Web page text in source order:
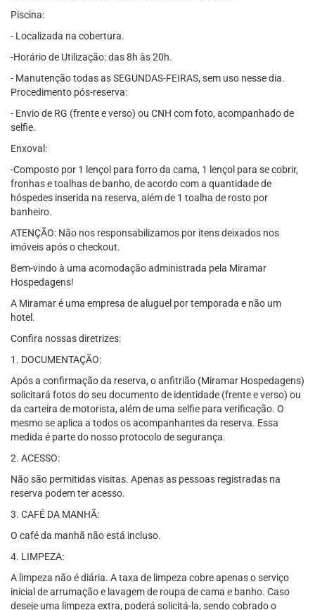
Piscina:
- Localizada na cobertura.
-Horário de Utilização: das 8h às 20h.
- Manutenção todas as SEGUNDAS-FEIRAS, sem uso nesse dia.
Procedimento pós-reserva:
- Envio de RG (frente e verso) ou CNH com foto, acompanhado de
selfie.
Enxoval:
-Composto por 1 lençol para forro da cama, 1 lençol para se cobrir,
fronhas e toalhas de banho, de acordo com a quantidade de
hóspedes inserida na reserva, além de 1 toalha de rosto por
banheiro.
ATENÇÃO: Não nos responsabilizamos por itens deixados nos
imóveis após o checkout.
Bem-vindo à uma acomodação administrada pela Miramar
Hospedagens!
A Miramar é uma empresa de aluguel por temporada e não um
hotel.
Confira nossas diretrizes:
1. DOCUMENTAÇÃO:
Após a confirmação da reserva, o anfitrião (Miramar Hospedagens)
solicitará fotos do seu documento de identidade (frente e verso) ou
da carteira de motorista, além de uma selfie para verificação. O
mesmo se aplica a todos os acompanhantes da reserva. Essa
medida é parte do nosso protocolo de segurança.
2. ACESSO:
Não são permitidas visitas. Apenas as pessoas registradas na
reserva podem ter acesso.
3. CAFÉ DA MANHÃ:
O café da manhã não está incluso.
4. LIMPEZA:
A limpeza não é diária. A taxa de limpeza cobre apenas o serviço
inicial de arrumação e lavagem de roupa de cama e banho. Caso
deseje uma limpeza extra, poderá solicitá-la, sendo cobrado o